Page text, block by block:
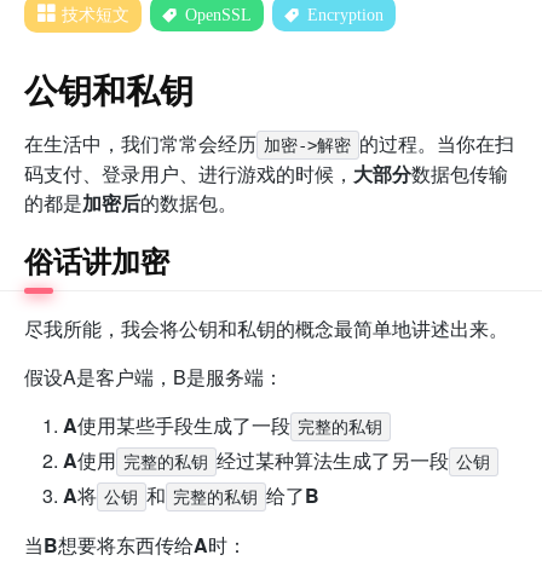
技术短文
OpenSSL Encryption
公钥和私钥
在生活中，我们常常会经历 加密->解密 的过程。当你在扫
码支付、登录用户、进行游戏的时候， 大部分数据包传输
的都是加密后的数据包。
俗话讲加密
尽我所能，我会将公钥和私钥的概念最简单地讲述出来。
假设A是客户端，B是服务端：
A使用某些手段生成了一段 完整的私钥
A使用 完整的私钥 经过某种算法生成了另一段 公钥
A将 公钥 和 完整的私钥 给了B
当B想要将东西传给A时：